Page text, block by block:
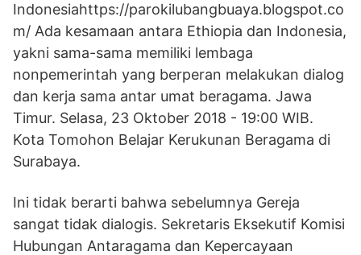
Indonesiahttps://parokilubangbuaya.blogspot.co
m/ Ada kesamaan antara Ethiopia dan Indonesia,
yakni sama-sama memiliki lembaga
nonpemerintah yang berperan melakukan dialog
dan kerja sama antar umat beragama. Jawa
Timur. Selasa, 23 Oktober 2018 - 19:00 WIB.
Kota Tomohon Belajar Kerukunan Beragama di
Surabaya.
Ini tidak berarti bahwa sebelumnya Gereja
sangat tidak dialogis. Sekretaris Eksekutif Komisi
Hubungan Antaragama dan Kepercayaan